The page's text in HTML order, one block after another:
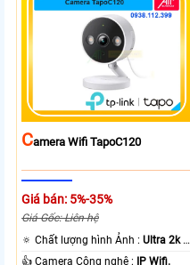
CAmera Wifi TapoC120
Giá bán: 5%-35%
Giá Gốc: Liên hệ
🔅 Chất lượng hình Ảnh :Ultra 2k +
.
👍 Camera Công nghệ : IP Wifi.